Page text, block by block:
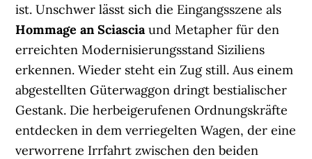
ist. Unschwer lässt sich die Eingangsszene als
Hommage an Sciasciaund Metapher für den
erreichten Modernisierungsstand Siziliens
erkennen. Wieder steht ein Zug still. Aus einem
abgestellten Güterwaggon dringt bestialischer
Gestank. Die herbeigerufenen Ordnungskräfte
entdecken in dem verriegelten Wagen, der eine
verworrene Irrfahrt zwischen den beiden